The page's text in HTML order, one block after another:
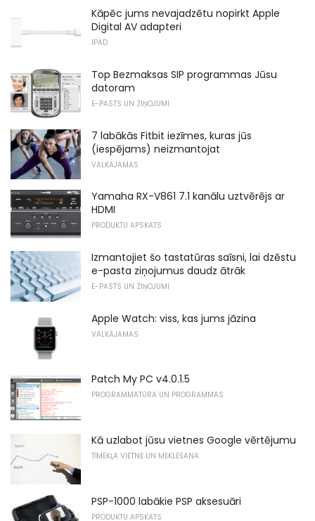
Kāpēc jums nevajadzētu nopirkt Apple
Digital AV adapteri
IPAD
Top Bezmaksas SIP programmas Jūsu
datoram
E-PASTS UN ZIŅOJUMI
7 labākās Fitbit iezīmes, kuras jūs
(iespējams) neizmantojat
VALKĀJAMAS
Yamaha RX-V861 7.1 kanālu uztvērējs ar
HDMI
PRODUKTU APSKATS
Izmantojiet šo tastatūras saīsni, lai dzēstu
e-pasta ziņojumus daudz ātrāk
E-PASTS UN ZIŅOJUMI
Apple Watch: viss, kas jums jāzina
VALKĀJAMAS
Patch My PC v4.0.1.5
PROGRAMMATŪRA UN PROGRAMMAS
Kā uzlabot jūsu vietnes Google vērtējumu
TĪMEKĻA VIETNE UN MEKLĒŠANA
PSP-1000 labākie PSP aksesuāri
PRODUKTU APSKATS